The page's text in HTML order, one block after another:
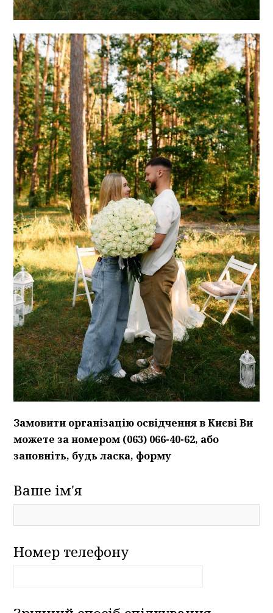
Замовити організацію освідчення в Києві Ви
можете за номером (063) 066-40-62, або
заповніть, будь ласка, форму
Ваше ім'я
Номер телефону